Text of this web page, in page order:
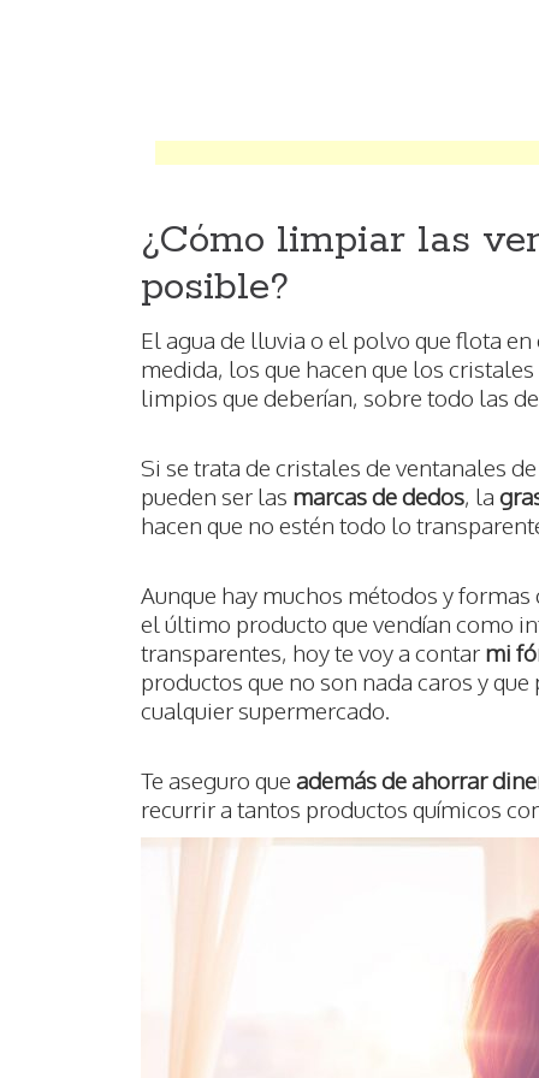
¿Cómo limpiar las
posible?
El agua de lluvia o el polvo que flota
medida, los que hacen que los
limpios que deberían, sobre todo las
Si se trata de cristales de ventanales
pueden ser las marcas de dedos, la
hacen que no estén todo lo
Aunque hay muchos métodos y
el último producto que vendían como
transparentes, hoy te voy a contar mi
productos que no son nada caros y
cualquier supermercado.
Te aseguro que además de ahorrar
recurrir a tantos productos químicos